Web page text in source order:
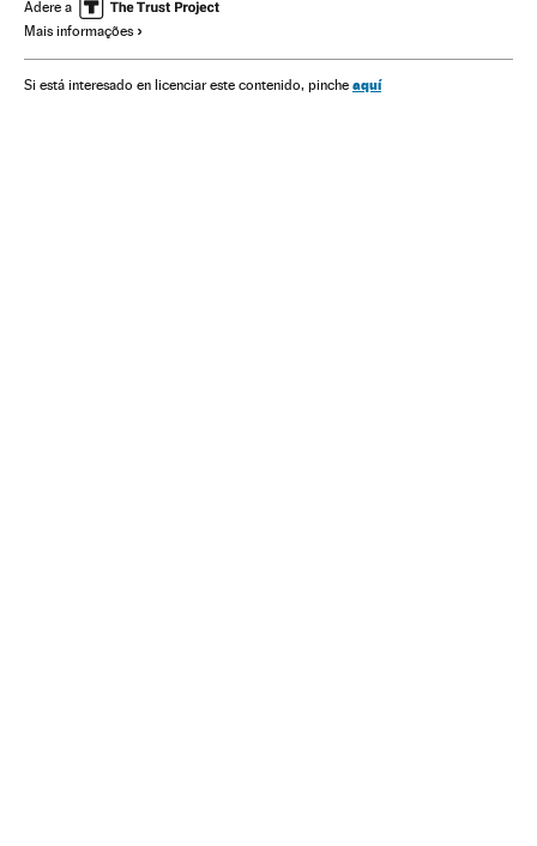
Donald Trump
Eleições EUA 2016 Guerra na Síria Bombardeios
Adere a
Mais informações
Si está interesado en licenciar este contenido, pinche aquí